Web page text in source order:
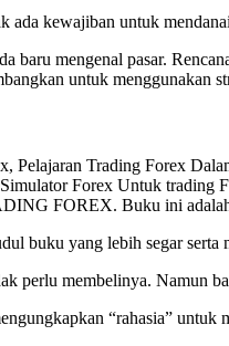
ada kewajiban untuk
baru mengenal pasar.
untuk menggunakan
Pelajaran Trading Forex
Forex Untuk trading
FOREX. Buku ini adalah
buku yang lebih segar
perlu membelinya. Namun
“rahasia” untuk